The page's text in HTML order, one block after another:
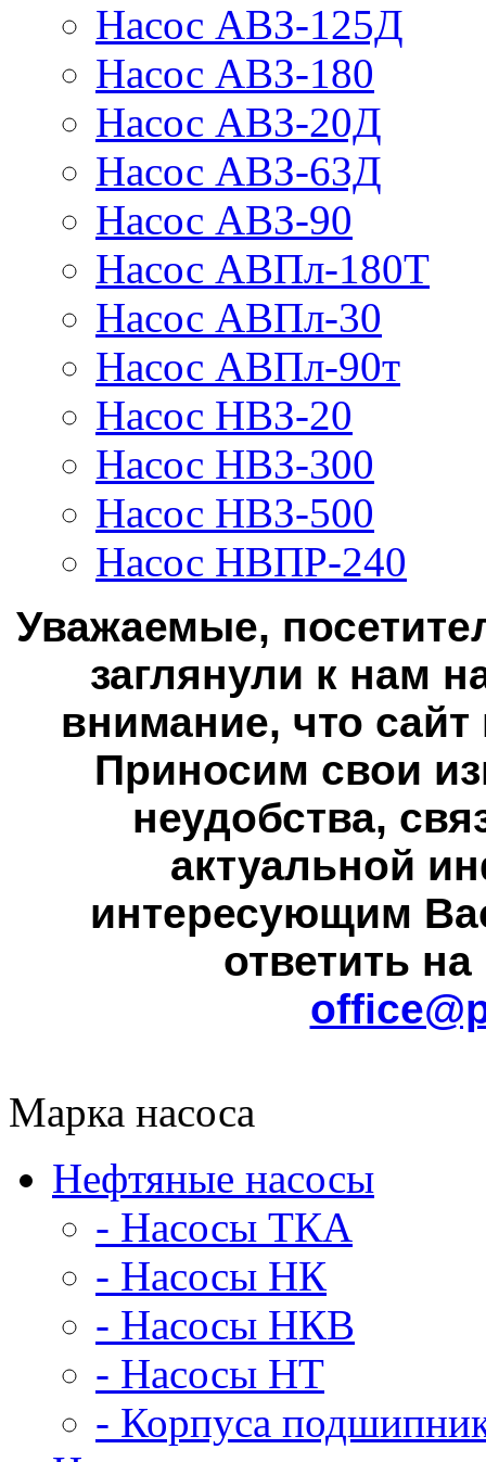
Насос АВЗ-125Д
Насос АВЗ-180
Насос АВЗ-20Д
Насос АВЗ-63Д
Насос АВЗ-90
Насос АВПл-180Т
Насос АВПл-30
Насос АВПл-90т
Насос НВЗ-20
Насос НВЗ-300
Насос НВЗ-500
Насос НВПР-240
Уважаемые,
заглянули к нам
внимание, что сайт
Приносим свои
неудобства,
актуальной
интересующим
ответить
Марка насоса
Нефтяные насосы
- Насосы ТКА
- Насосы НК
- Насосы НКВ
- Насосы НТ
- Корпуса